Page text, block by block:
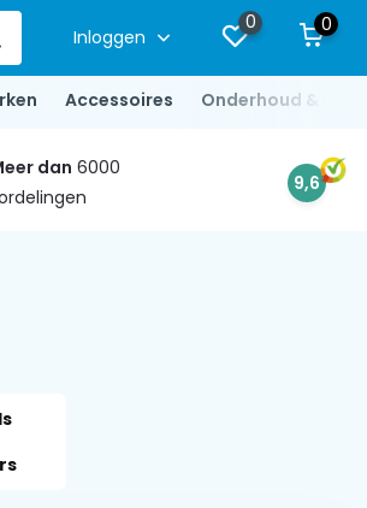
Inloggen
0 0
Accessoires Onderhoud &
dan 6000
9,6